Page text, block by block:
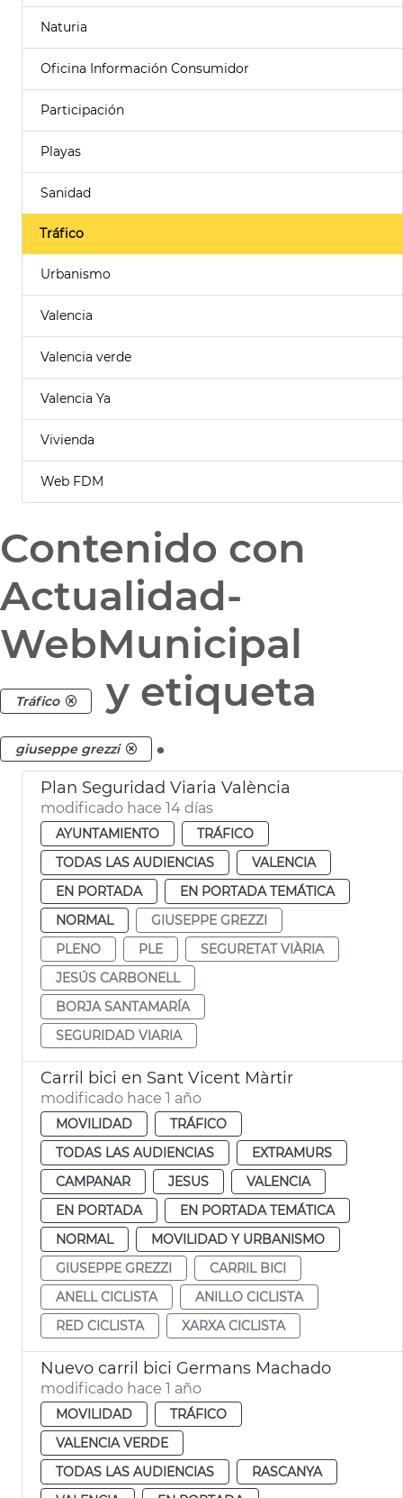
Naturia
Oficina Información Consumidor
Participación
Playas
Sanidad
Tráfico
Urbanismo
Valencia
Valencia verde
Valencia Ya
Vivienda
Web FDM
Contenido con
Actualidad-
WebMunicipal
Tráfico y etiqueta
giuseppe grezzi .
Plan Seguridad Viaria València
modificado hace 14 días
AYUNTAMIENTO
TRÁFICO
TODAS LAS AUDIENCIAS
VALENCIA
EN PORTADA
EN PORTADA TEMÁTICA
NORMAL
GIUSEPPE GREZZI
PLENO
PLE
SEGURETAT VIÀRIA
JESÚS CARBONELL
BORJA SANTAMARÍA
SEGURIDAD VIARIA
Carril bici en Sant Vicent Màrtir
modificado hace 1 año
MOVILIDAD
TRÁFICO
TODAS LAS AUDIENCIAS
EXTRAMURS
CAMPANAR
JESUS
VALENCIA
EN PORTADA
EN PORTADA TEMÁTICA
NORMAL
MOVILIDAD Y URBANISMO
GIUSEPPE GREZZI
CARRIL BICI
ANELL CICLISTA
ANILLO CICLISTA
RED CICLISTA
XARXA CICLISTA
Nuevo carril bici Germans Machado
modificado hace 1 año
MOVILIDAD
TRÁFICO
VALENCIA VERDE
TODAS LAS AUDIENCIAS
RASCANYA